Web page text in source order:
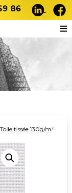
86
tissée 130g/m²